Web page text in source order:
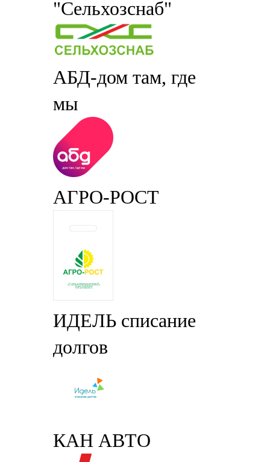
"Сельхозснаб"
АБД-дом там, где
мы
АГРО-РОСТ
ИДЕЛЬ списание
долгов
КАН АВТО